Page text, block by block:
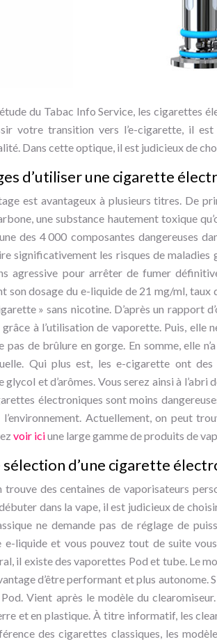
du Tabac Info Service, les cigarettes
votre transition vers l’e-cigarette, il
Dans cette optique, il est judicieux de
d’utiliser une cigarette
est avantageux à plusieurs titres. De
une substance hautement toxique
des 4 000 composantes dangereuses
significativement les risques de maladies
agressive pour arrêter de fumer
son dosage du e-liquide de 21 mg/ml, taux
» sans nicotine. D’après un rapport
à l’utilisation de vaporette. Puis, elle
pas de brûlure en gorge. En somme, elle
Qui plus est, les e-cigarette ont des
glycol et d’arômes. Vous serez ainsi à
électroniques sont moins
l’environnement. Actuellement, on peut
voir iciune large gamme de produits de
d’une cigarette
trouve des centaines de vaporisateurs
dans la vape, il est judicieux de
ne demande pas de réglage de
e-liquide et vous pouvez tout de suite
il existe des vaporettes Pod et tube. Le
d’être performant et plus
Vient après le modèle du
et en plastique. À titre informatif, les
des cigarettes classiques, les